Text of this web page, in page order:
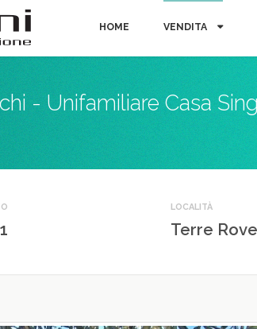
HOME VENDITA
- Unifamiliare Casa
LOCALITÀ
Terre